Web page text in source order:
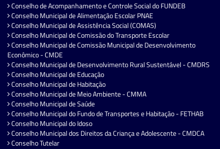
Conselho de Acompanhamento e Controle Social do FUNDEB
Conselho Municipal de Alimentação Escolar PNAE
Conselho Municipal de Assistência Social (COMAS)
Conselho Municipal de Comissão do Transporte Escolar
Conselho Municipal de Comissão Municipal de Desenvolvimento
Econômico - CMDE
Conselho Municipal de Desenvolvimento Rural Sustentável - CMDRS
Conselho Municipal de Educação
Conselho Municipal de Habitação
Conselho Municipal de Meio Ambiente - CMMA
Conselho Municipal de Saúde
Conselho Municipal do Fundo de Transportes e Habitação - FETHAB
Conselho Municipal do Idoso
Conselho Municipal dos Direitos da Criança e Adolescente - CMDCA
Conselho Tutelar